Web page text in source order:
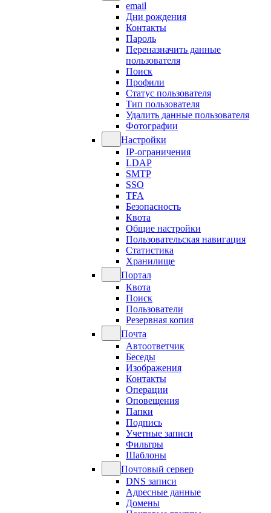
email
Дни рождения
Контакты
Пароль
Переназначить данные
пользователя
Поиск
Профили
Статус пользователя
Тип пользователя
Удалить данные пользователя
Фотографии
Настройки
IP-ограничения
LDAP
SMTP
SSO
TFA
Безопасность
Квота
Общие настройки
Пользовательская навигация
Статистика
Хранилище
Портал
Квота
Поиск
Пользователи
Резервная копия
Почта
Автоответчик
Беседы
Изображения
Контакты
Операции
Оповещения
Папки
Подпись
Учетные записи
Фильтры
Шаблоны
Почтовый сервер
DNS записи
Адресные данные
Домены